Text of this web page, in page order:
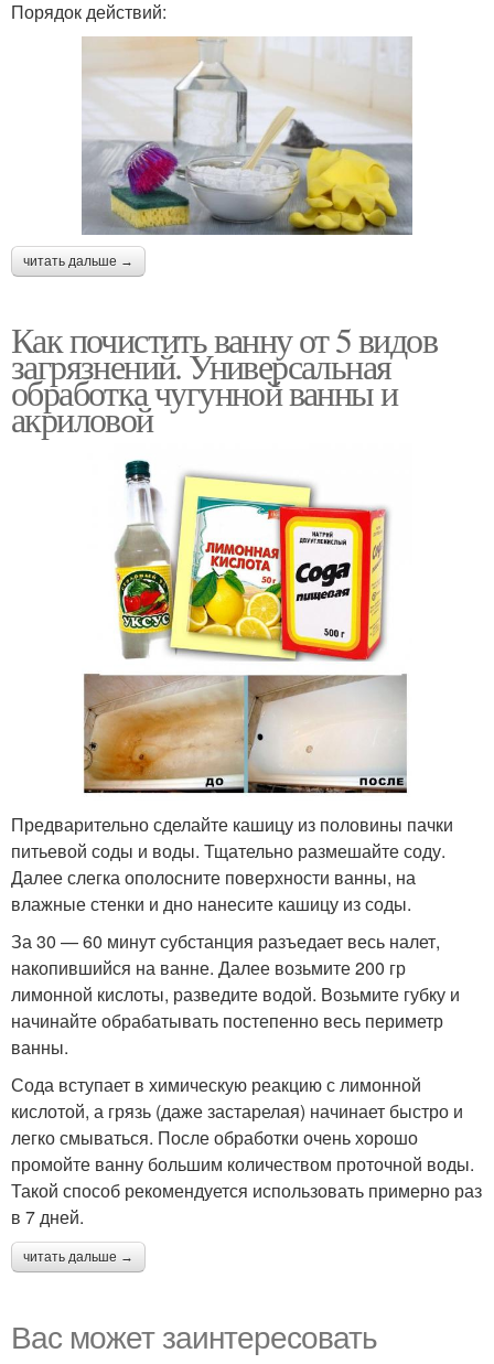
Порядок действий:
читать дальше →
Как почистить ванну от 5 видов
загрязнений. Универсальная
обработка чугунной ванны и
акриловой
Предварительно сделайте кашицу из половины пачки
питьевой соды и воды. Тщательно размешайте соду.
Далее слегка ополосните поверхности ванны, на
влажные стенки и дно нанесите кашицу из соды.
За 30 — 60 минут субстанция разъедает весь налет,
накопившийся на ванне. Далее возьмите 200 гр
лимонной кислоты, разведите водой. Возьмите губку и
начинайте обрабатывать постепенно весь периметр
ванны.
Сода вступает в химическую реакцию с лимонной
кислотой, а грязь (даже застарелая) начинает быстро и
легко смываться. После обработки очень хорошо
промойте ванну большим количеством проточной воды.
Такой способ рекомендуется использовать примерно раз
в 7 дней.
читать дальше →
Вас может заинтересовать